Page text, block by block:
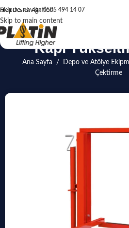
Skip to navigation
Skip to main content
Hızlı Destek Alın0505 494 14 07
Kapı
Ana Sayfa / Depo ve Atölye
Çektirme